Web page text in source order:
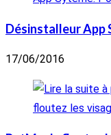
Désinstalleur App
17/06/2016